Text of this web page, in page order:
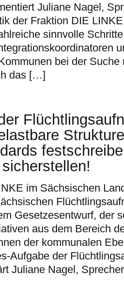
Juliane Nagel,
der Fraktion DIE
sinnvolle
bei der
das […]
im Sächsischen
Gesetzesentwurf, der
aus dem Bereich
der kommunalen
Aufgabe der
Juliane Nagel,